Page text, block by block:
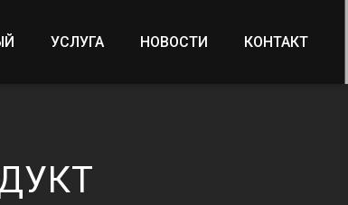
УСЛУГА НОВОСТИ КОНТАКТ